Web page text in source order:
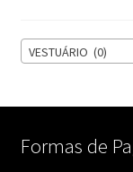
VESTUÁRIO (0)
Formas de